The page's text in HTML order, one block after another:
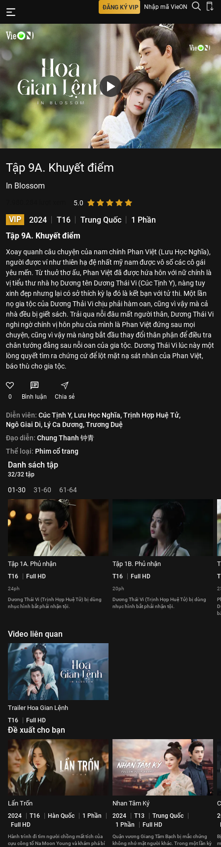
ĐĂNG KÝ VIP Nhập mã VieON
Tập 9A. Khuyết điểm
In Blossom
5.0
VIP 2024 T16 Trung Quốc
1 Phần
Tập 9A. Khuyết điểm
Xoay quanh câu chuyện của nam chính Phan Việt (Lưu Học Nghĩa),
người được ví như thiên hạ đệ nhất mỹ nam được vô số các cô gái
yêu mến. Từ thuở thơ ấu, Phan Việt đã được hứa hôn với nữ chính là
vị tiểu thư nhà họ Dương tên Dương Thái Vi (Cúc Tịnh Y), nàng tuy
xinh đẹp nhưng lại có sở thích kỳ lạ đó là kết bạn với tử thi. Một lần
nọ gia tộc của Dương Thải Vi chịu phải hàm oan, cũng vì vậy mà cả
nhà đều bị giết sách. Trải qua nỗi đâu mất người thân, Dương Thái Vi
nghi ngờ chính vị hôn phu của mình là Phan Việt đứng sau mọi
chuyện, cũng vì vậy mà nàng bắt đầu thay đổi thân phận để điều tra
chân tướng đằng sau nỗi oan của gia tộc. Dương Thái Vi lúc này một
lòng quyết tìm ra chứng cứ để lột mặt nạ sát nhân của Phan Việt,
báo thù cho gia tộc.
0 Bình luận Chia sẻ
Diễn viên: Cúc Tịnh Y, Lưu Học Nghĩa,Trịnh Hợp Huệ Tử,
Ngô Giai Di, Lý Ca Dương,Trương Duệ
Đạo diễn: Chung Thanh 钟青
Thể loại: Phim cổ trang
Danh sách tập
32/32 tập
01-30 31-60 61-64
Tập 1A. Phủ nhận
T16 Full HD
24ph
Dương Thái Vi (Trịnh Hợp Huệ Tử) bị dùng
nhục hình bắt phải nhận tội.
Tập 1B. Phủ nhận
T16 Full HD
20ph
Dương Thái Vi (Trịnh Hợp Huệ Tử) bị dùng
nhục hình bắt phải nhận tội.
Video liên quan
Trailer Hoa Gian Lệnh
T16 Full HD
Đề xuất cho bạn
Lẩn Trốn
2024 T16 Hàn Quốc
1 Phần
Full HD
Hành trình đi tìm người chồng mất tích của
cựu công tố Na Moon Young và khám phá bí
Nhan Tâm Ký
2024 T13
Trung Quốc
1 Phần
Full HD
Quận vương Giang Tâm Bạch bị mắc chứng
không nhớ mặt người khác. Trong một lần kỳ